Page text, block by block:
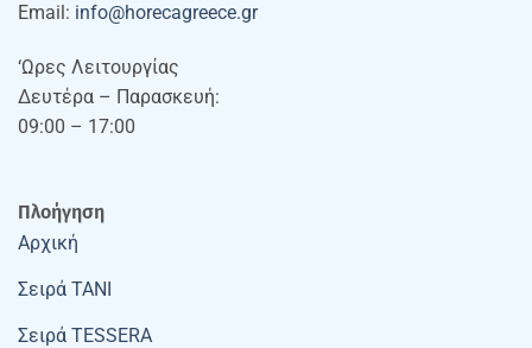
Email: info@horecagreece.gr
‘Ωρες Λειτουργίας
Δευτέρα – Παρασκευή:
09:00 – 17:00
Πλοήγηση
Αρχική
Σειρά TANI
Σειρά TESSERA